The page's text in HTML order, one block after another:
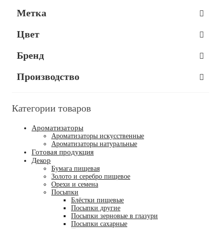
Метка
Цвет
Бренд
Производство
Категории товаров
Ароматизаторы
Ароматизаторы искусственные
Ароматизаторы натуральные
Готовая продукция
Декор
Бумага пищевая
Золото и серебро пищевое
Орехи и семена
Посыпки
Блёстки пищевые
Посыпки другие
Посыпки зерновые в глазури
Посыпки сахарные